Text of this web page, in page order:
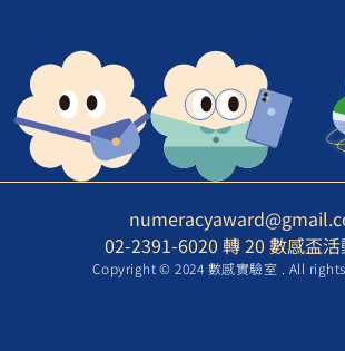
02-2391-6020 轉 20 數感盃活
Copyright © 2024 數感實驗室 . All rights